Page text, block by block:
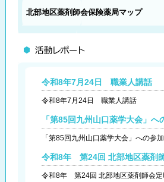
北部地区薬剤師会保険薬局マップ
令和8年7月24日 職業人講話
令和8年7月24日 職業人講話
「第85回九州山口薬学大会」へ
「第85回九州山口薬学大会」への参加
令和8年 第24回 北部地区薬剤
令和8年 第24回 北部地区薬剤師会定